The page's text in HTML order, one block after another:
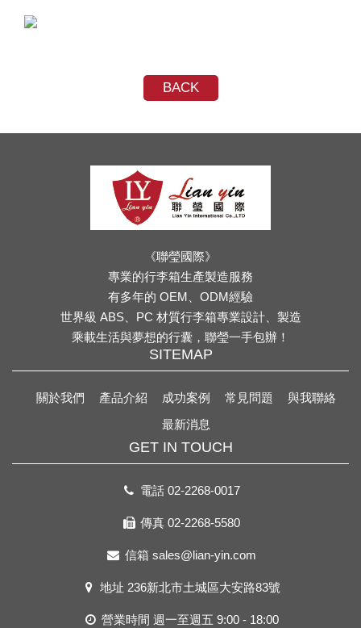
BACK
《聯瑩國際》
專業的行李箱生產製造服務
有多年的 OEM、ODM經驗
世界級 ABS、PC 材質行李箱專業設計、製造
乘載生活與夢想的行囊，聯瑩一手包辦！
SITEMAP
關於我們 產品介紹 成功案例 常見問題
與我聯絡
最新消息
GET IN TOUCH
電話 02-2268-0017
傳真 02-2268-5580
信箱 sales@lian-yin.com
地址 236新北市土城區大安路83號
營業時間 週一至週五 9:00 - 18:00